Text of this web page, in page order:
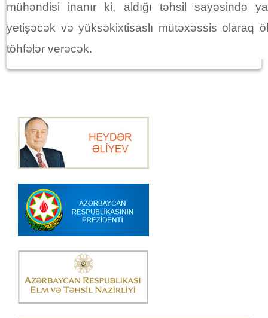
mühəndisi inanır ki, aldığı təhsil sayəsində
yetişəcək və yüksəkixtisaslı mütəxəssis olaraq
töhfələr verəcək.